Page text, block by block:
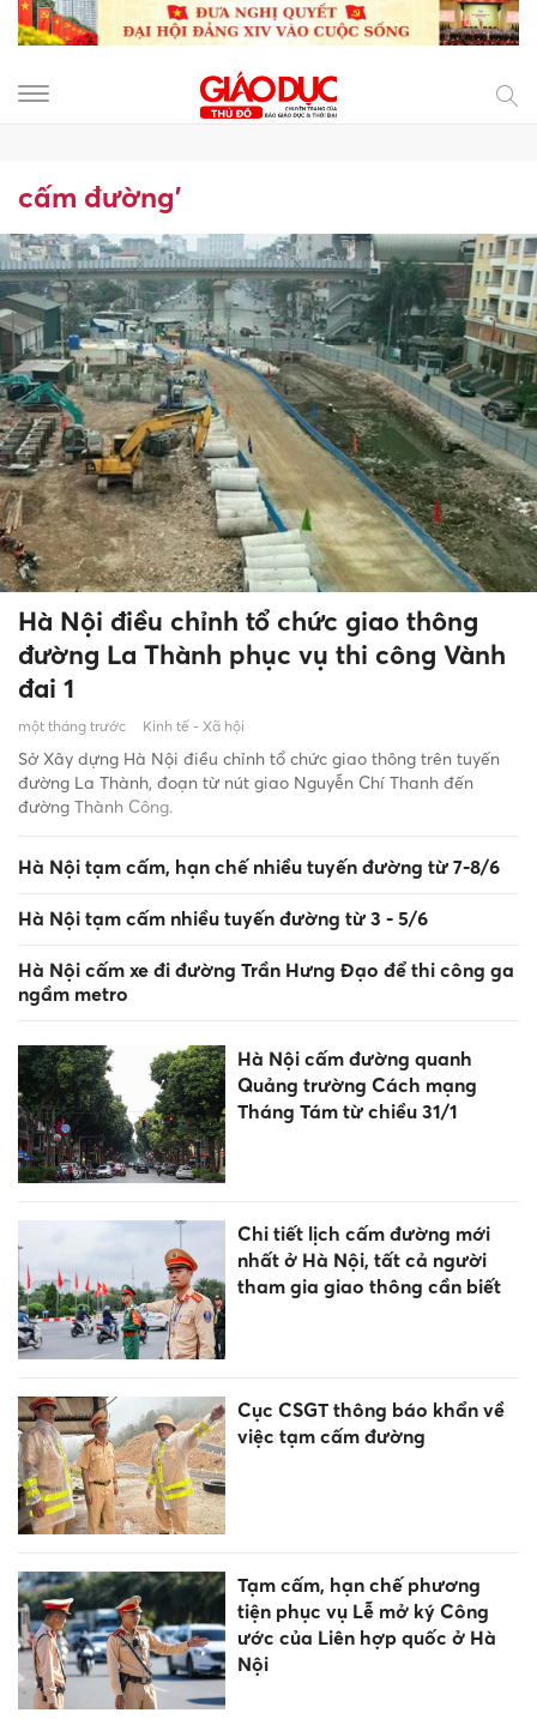
cấm đường’
Hà Nội điều chỉnh tổ chức giao thông
đường La Thành phục vụ thi công Vành
đai 1
một tháng trước Kinh tế - Xã hội
Sở Xây dựng Hà Nội điều chỉnh tổ chức giao thông trên tuyến
đường La Thành, đoạn từ nút giao Nguyễn Chí Thanh đến
đường Thành Công.
Hà Nội tạm cấm, hạn chế nhiều tuyến đường từ 7-8/6
Hà Nội tạm cấm nhiều tuyến đường từ 3 - 5/6
Hà Nội cấm xe đi đường Trần Hưng Đạo để thi công ga
ngầm metro
Hà Nội cấm đường quanh
Quảng trường Cách mạng
Tháng Tám từ chiều 31/1
Chi tiết lịch cấm đường mới
nhất ở Hà Nội, tất cả người
tham gia giao thông cần biết
Cục CSGT thông báo khẩn về
việc tạm cấm đường
Tạm cấm, hạn chế phương
tiện phục vụ Lễ mở ký Công
ước của Liên hợp quốc ở Hà
Nội